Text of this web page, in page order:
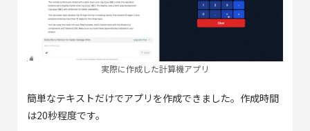
実際に作成した計算機アプリ
簡単なテキストだけでアプリを作成できました。作成時間
は20秒程度です。